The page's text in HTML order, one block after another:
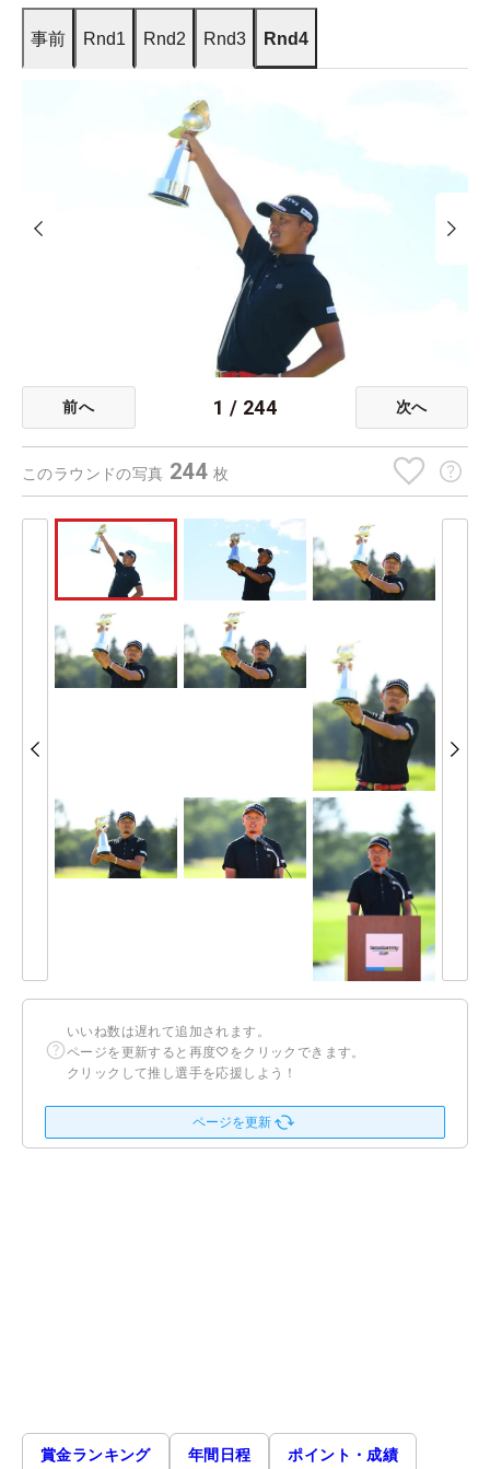
事前 Rnd1 Rnd2 Rnd3 Rnd4
前へ 1 / 244 次へ
このラウンドの写真 244 枚
いいね数は遅れて追加されます。
ページを更新すると再度♡をクリックできます。
クリックして推し選手を応援しよう！
ページを更新
賞金ランキング 年間日程 ポイント・成績